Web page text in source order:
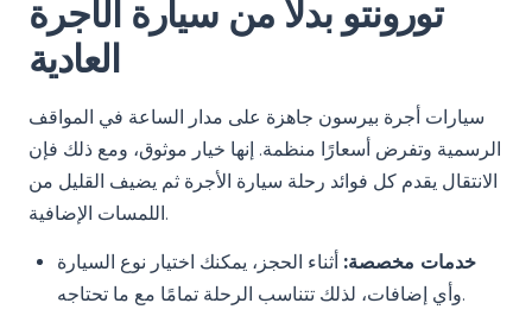
تورونتو بدلاً من سيارة الأجرة
العادية
سيارات أجرة بيرسون جاهزة على مدار الساعة في المواقف
الرسمية وتفرض أسعارًا منظمة. إنها خيار موثوق، ومع ذلك فإن
الانتقال يقدم كل فوائد رحلة سيارة الأجرة ثم يضيف القليل من
اللمسات الإضافية.
خدمات مخصصة: أثناء الحجز، يمكنك اختيار نوع السيارة
وأي إضافات، لذلك تتناسب الرحلة تمامًا مع ما تحتاجه.